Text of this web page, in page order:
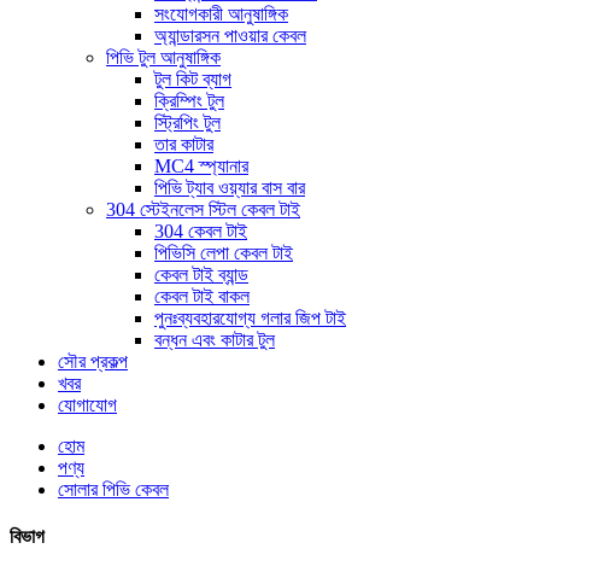
সংযোগকারী আনুষাঙ্গিক
অ্যান্ডারসন পাওয়ার কেবল
পিভি টুল আনুষাঙ্গিক
টুল কিট ব্যাগ
ক্রিম্পিং টুল
স্ট্রিপিং টুল
তার কাটার
MC4 স্প্যানার
পিভি ট্যাব ওয়্যার বাস বার
304 স্টেইনলেস স্টিল কেবল টাই
304 কেবল টাই
পিভিসি লেপা কেবল টাই
কেবল টাই ব্যান্ড
কেবল টাই বাকল
পুনঃব্যবহারযোগ্য গলার জিপ টাই
বন্ধন এবং কাটার টুল
সৌর প্রকল্প
খবর
যোগাযোগ
হোম
পণ্য
সোলার পিভি কেবল
বিভাগ